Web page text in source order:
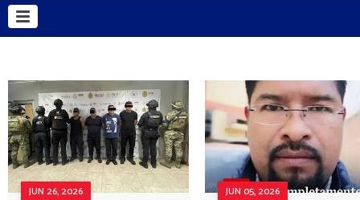
JUN 26, 2026 JUN 05, 2026